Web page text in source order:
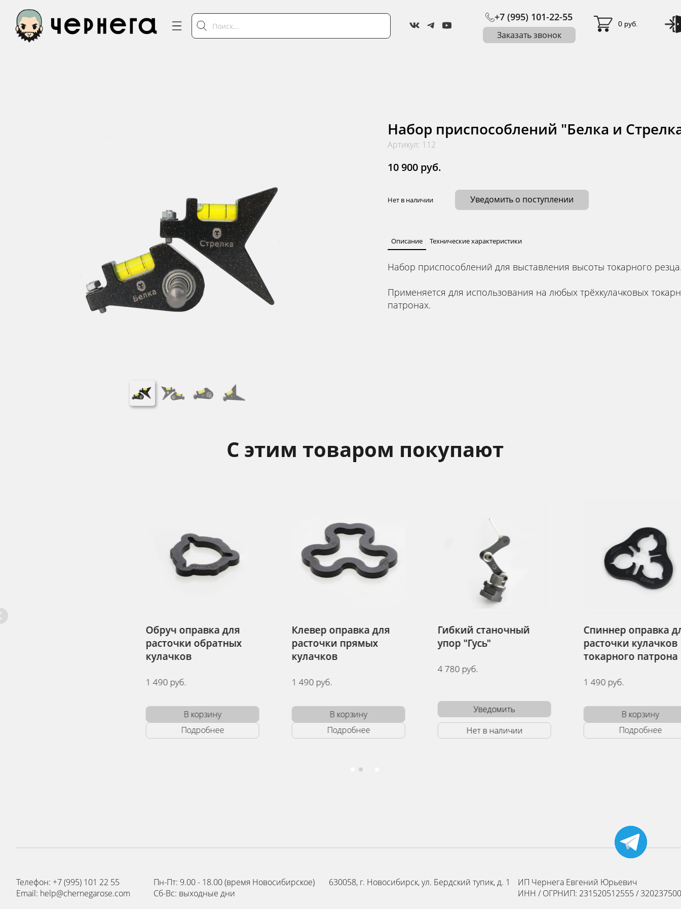
+7 (995) 101-22-55
Заказать звонок
0 руб.
Набор приспособлений "Белка и
Артикул: 112
10 900 руб.
Нет в наличии Уведомить о поступлении
Описание Технические характеристики
Набор приспособлений для выставления высоты токарного
Применяется для использования на любых трёхкулачковых
патронах.
С этим товаром покупают
Гибкий станочный
упор "Гусь"
Нет в наличии
Уведомить
Спиннер оправка для
расточки кулачков
В корзину
Подробнее
Клевер оправка для
расточки прямых
кулачков
1 490 руб.
В корзину
Подробнее
Телефон: +7 (995) 101 22 55
Email: help@chernegarose.com
Пн-Пт: 9.00 - 18.00 (время Новосибирское)
Сб-Вс: выходные дни
630058, г. Новосибирск, ул. Бердский тупик, д. 1
ИП Чернега Евгений Юрьевич
ИНН / ОГРНИП: 231520512555 /